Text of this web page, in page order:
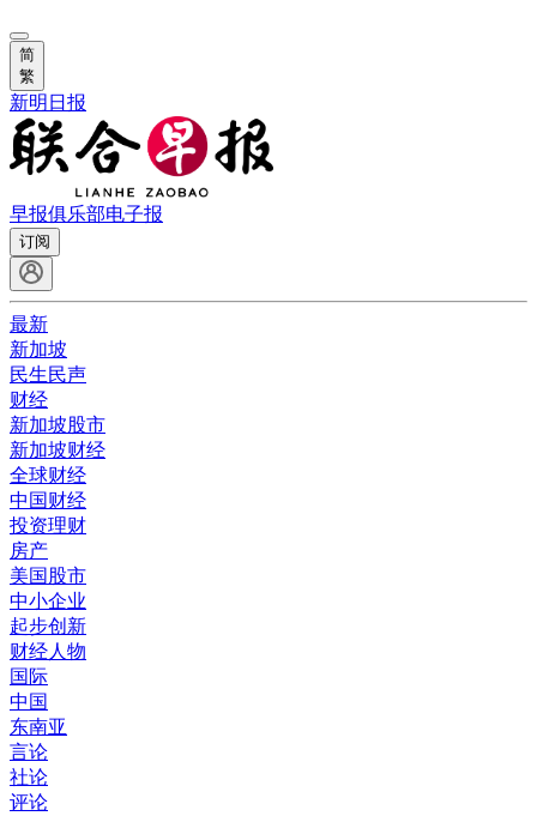
简
繁
新明日报
早报俱乐部电子报
订阅
最新
新加坡
民生民声
财经
新加坡股市
新加坡财经
全球财经
中国财经
投资理财
房产
美国股市
中小企业
起步创新
财经人物
国际
中国
东南亚
言论
社论
评论